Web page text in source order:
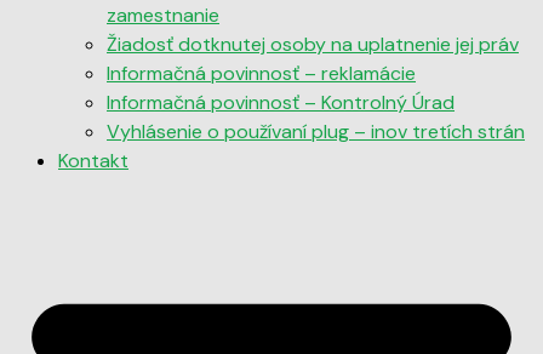
zamestnanie
Žiadosť dotknutej osoby na uplatnenie jej práv
Informačná povinnosť – reklamácie
Informačná povinnosť – Kontrolný Úrad
Vyhlásenie o používaní plug – inov tretích strán
Kontakt